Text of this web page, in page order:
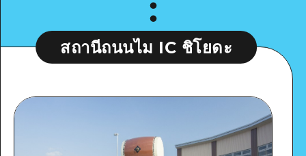
สถานีถนนไม IC ชิโยดะ